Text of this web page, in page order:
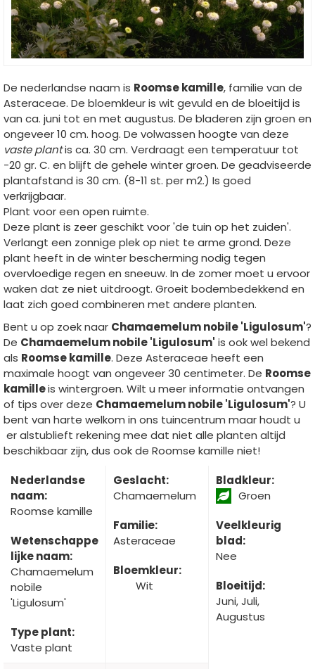
De nederlandse naam is Roomse kamille, familie van de
Asteraceae. De bloemkleur is wit gevuld en de bloeitijd is
van ca. juni tot en met augustus. De bladeren zijn groen en
ongeveer 10 cm. hoog. De volwassen hoogte van deze
vaste plantis ca. 30 cm. Verdraagt een temperatuur tot
-20 gr. C. en blijft de gehele winter groen. De geadviseerde
plantafstand is 30 cm. (8-11 st. per m2.) Is goed
verkrijgbaar.
Plant voor een open ruimte.
Deze plant is zeer geschikt voor 'de tuin op het zuiden'.
Verlangt een zonnige plek op niet te arme grond. Deze
plant heeft in de winter bescherming nodig tegen
overvloedige regen en sneeuw. In de zomer moet u ervoor
waken dat ze niet uitdroogt. Groeit bodembedekkend en
laat zich goed combineren met andere planten.
Bent u op zoek naar Chamaemelum nobile 'Ligulosum'?
De Chamaemelum nobile 'Ligulosum' is ook wel bekend
als Roomse kamille. Deze Asteraceae heeft een
maximale hoogt van ongeveer 30 centimeter. De Roomse
kamilleis wintergroen. Wilt u meer informatie ontvangen
of tips over deze Chamaemelum nobile 'Ligulosum'? U
bent van harte welkom in ons tuincentrum maar houdt u
er alstublieft rekening mee dat niet alle planten altijd
beschikbaar zijn, dus ook de Roomse kamille niet!
Nederlandse
naam:
Roomse kamille
Wetenschappe
lijke naam:
Chamaemelum
nobile
'Ligulosum'
Type plant:
Vaste plant
Geslacht:
Chamaemelum
Familie:
Asteraceae
Bloemkleur:
Wit
Bladkleur:
Groen
Veelkleurig
blad:
Nee
Bloeitijd:
Juni, Juli,
Augustus